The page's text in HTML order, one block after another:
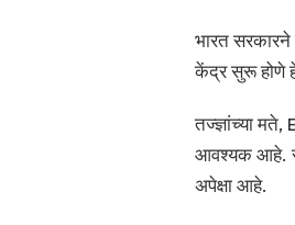
भारत
केंद्र सुरू होणे
तज्ज्ञांच्या
आवश्यक आहे.
अपेक्षा आहे.